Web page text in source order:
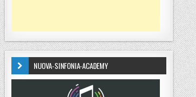
VISIONI NUOVA-SINFONIA-ACADEMY